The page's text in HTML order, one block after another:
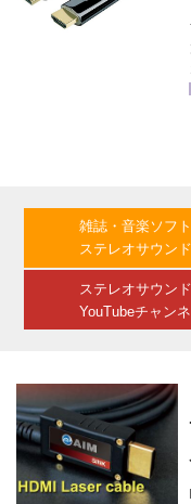
雑誌・音楽ソフ
ステレオサウン
ステレオサウンド
YouTubeチャン